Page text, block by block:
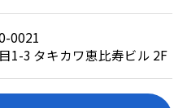
0021
1-3 タキカワ恵比寿ビル 2F